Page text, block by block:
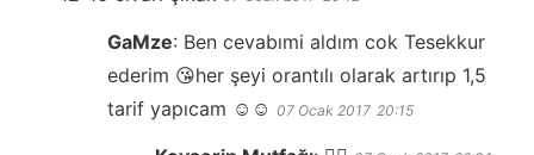
GaMze: Ben cevabımi aldım cok Tesekkur
ederim 😘her şeyi orantılı olarak artırıp 1,5
tarif yapıcam ☺️☺️ 07 Ocak 2017 20:15